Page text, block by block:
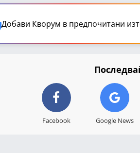
Добави Кворум в предпочитани
Facebook Google News